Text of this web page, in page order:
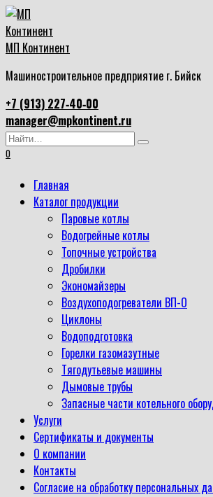
Перейти
к
содержанию
МП Континент
Машиностроительное предприятие г. Бийск
+7 (913) 227‑40‑00
manager@mpkontinent.ru
Search
for:
0
Главная
Каталог продукции
Паровые котлы
Водогрейные котлы
Топочные устройства
Дробилки
Экономайзеры
Воздухоподогреватели ВП-О
Циклоны
Водоподготовка
Горелки газомазутные
Тягодутьевые машины
Дымовые трубы
Запасные части котельного
Услуги
Сертификаты и документы
О компании
Контакты
Согласие на обработку персональных